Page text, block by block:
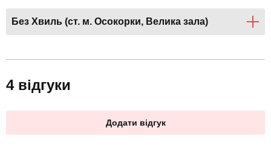
Без Хвиль (ст. м. Осокорки, Велика зала)
4 відгуки
Додати відгук